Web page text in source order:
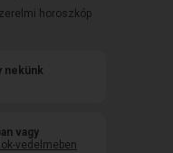
horoszkóp
nekünk
vagy
vedelmeben